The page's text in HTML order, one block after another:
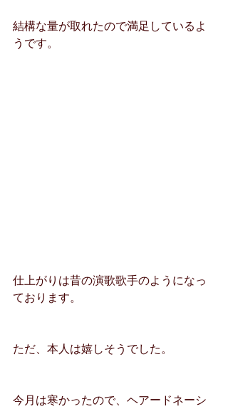
結構な量が取れたので満足しているよ
うです。
仕上がりは昔の演歌歌手のようになっ
ております。
ただ、本人は嬉しそうでした。
今月は寒かったので、ヘアードネーシ